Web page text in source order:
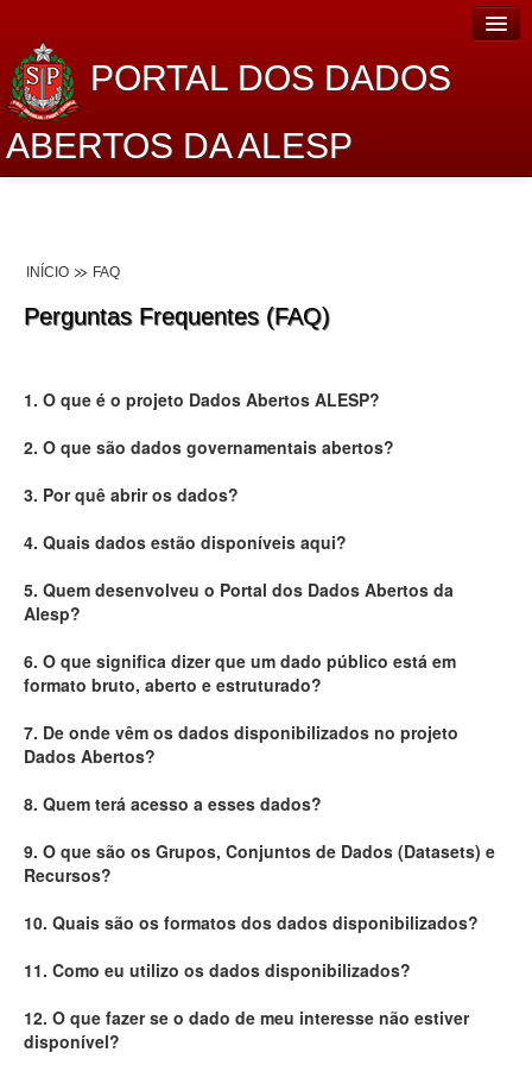
PORTAL DOS DADOS
ABERTOS DA ALESP
Lei de Acesso à Informação
Administração
Legislação
Perguntas frequentes
Contato
INÍCIO FAQ
Perguntas Frequentes (FAQ)
1. O que é o projeto Dados Abertos ALESP?
2. O que são dados governamentais abertos?
3. Por quê abrir os dados?
4. Quais dados estão disponíveis aqui?
5. Quem desenvolveu o Portal dos Dados Abertos da
Alesp?
6. O que significa dizer que um dado público está em
formato bruto, aberto e estruturado?
7. De onde vêm os dados disponibilizados no projeto
Dados Abertos?
8. Quem terá acesso a esses dados?
9. O que são os Grupos, Conjuntos de Dados (Datasets) e
Recursos?
10. Quais são os formatos dos dados disponibilizados?
11. Como eu utilizo os dados disponibilizados?
12. O que fazer se o dado de meu interesse não estiver
disponível?